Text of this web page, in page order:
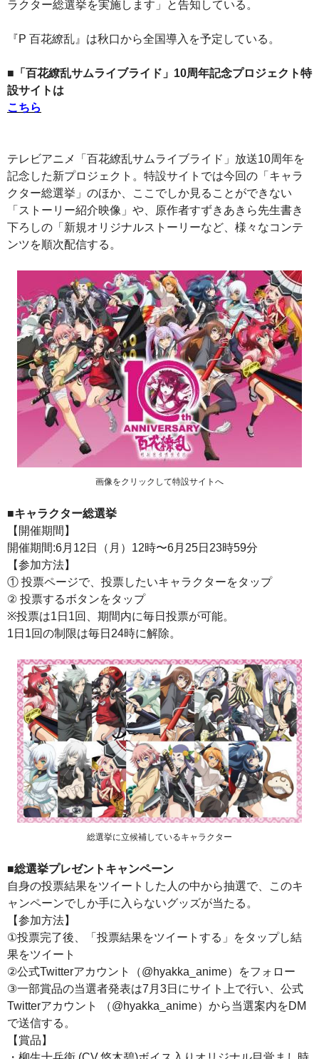
ラクター総選挙を実施します」と告知している。
『P 百花繚乱』は秋口から全国導入を予定している。
■「百花繚乱サムライブライド」10周年記念プロジェクト特
設サイトは
こちら
テレビアニメ「百花繚乱サムライブライド」放送10周年を
記念した新プロジェクト。特設サイトでは今回の「キャラ
クター総選挙」のほか、ここでしか見ることができない
「ストーリー紹介映像」や、原作者すずきあきら先生書き
下ろしの「新規オリジナルストーリーなど、様々なコンテ
ンツを順次配信する。
画像をクリックして特設サイトへ
■キャラクター総選挙
【開催期間】
開催期間:6月12日（月）12時〜6月25日23時59分
【参加方法】
① 投票ページで、投票したいキャラクターをタップ
② 投票するボタンをタップ
※投票は1日1回、期間内に毎日投票が可能。
1日1回の制限は毎日24時に解除。
総選挙に立候補しているキャラクター
■総選挙プレゼントキャンペーン
自身の投票結果をツイートした人の中から抽選で、このキ
ャンペーンでしか手に入らないグッズが当たる。
【参加方法】
①投票完了後、「投票結果をツイートする」をタップし結
果をツイート
②公式Twitterアカウント（@hyakka_anime）をフォロー
③一部賞品の当選者発表は7月3日にサイト上で行い、公式
Twitterアカウント （@hyakka_anime）から当選案内をDM
で送信する。
【賞品】